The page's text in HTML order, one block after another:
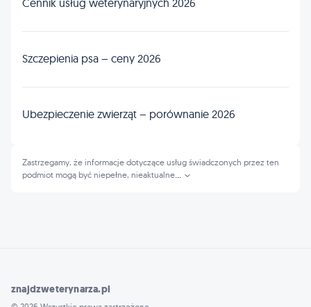
Szczepienia psa – ceny 2026
Ubezpieczenie zwierząt – porównanie 2026
Zastrzegamy, że informacje dotyczące usług świadczonych przez ten
podmiot mogą być niepełne, nieaktualne
znajdzweterynarza.pl